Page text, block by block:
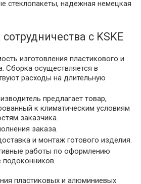
стеклопакеты, надежная немецкая
с KSKE
изготовления пластикового и
Сборка осуществляется в
расходы на длительную
предлагает товар,
к климатическим условиям
заказчика.
заказа.
и монтаж готового изделия.
работы по оформлению
подоконников.
пластиковых и алюминиевых